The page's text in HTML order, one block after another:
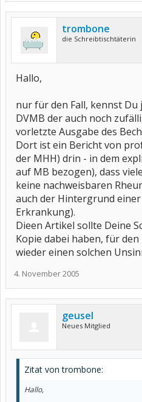
trombone
die Schreibtischtäterin
Hallo,
nur für den Fall, kennst Du
DVMB der auch noch
vorletzte Ausgabe des
Dort ist ein Bericht von
der MHH) drin - in dem
auf MB bezogen), dass
keine nachweisbaren
auch der Hintergrund einer
Erkrankung).
Dieen Artikel sollte Deine
Kopie dabei haben, für den
wieder einen solchen
4. November 2005
geusel
Neues Mitglied
Zitat von trombone:
Hallo,